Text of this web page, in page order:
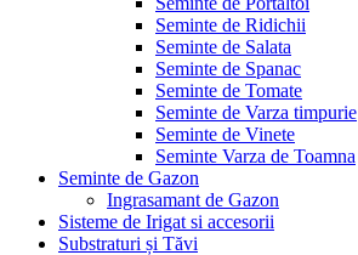
Seminte de Ridichii
Seminte de Salata
Seminte de Spanac
Seminte de Tomate
Seminte de Varza timpurie
Seminte de Vinete
Seminte Varza de Toamna
Seminte de Gazon
Ingrasamant de Gazon
Sisteme de Irigat si accesorii
Substraturi și Tăvi